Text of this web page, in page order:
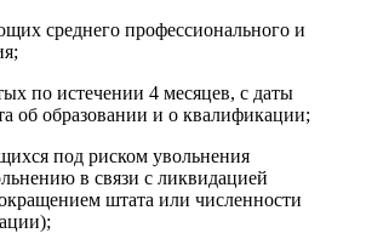
среднего профессионального и
по истечении 4 месяцев, с даты
об образовании и о квалификации;
под риском увольнения
в связи с ликвидацией
штата или численности